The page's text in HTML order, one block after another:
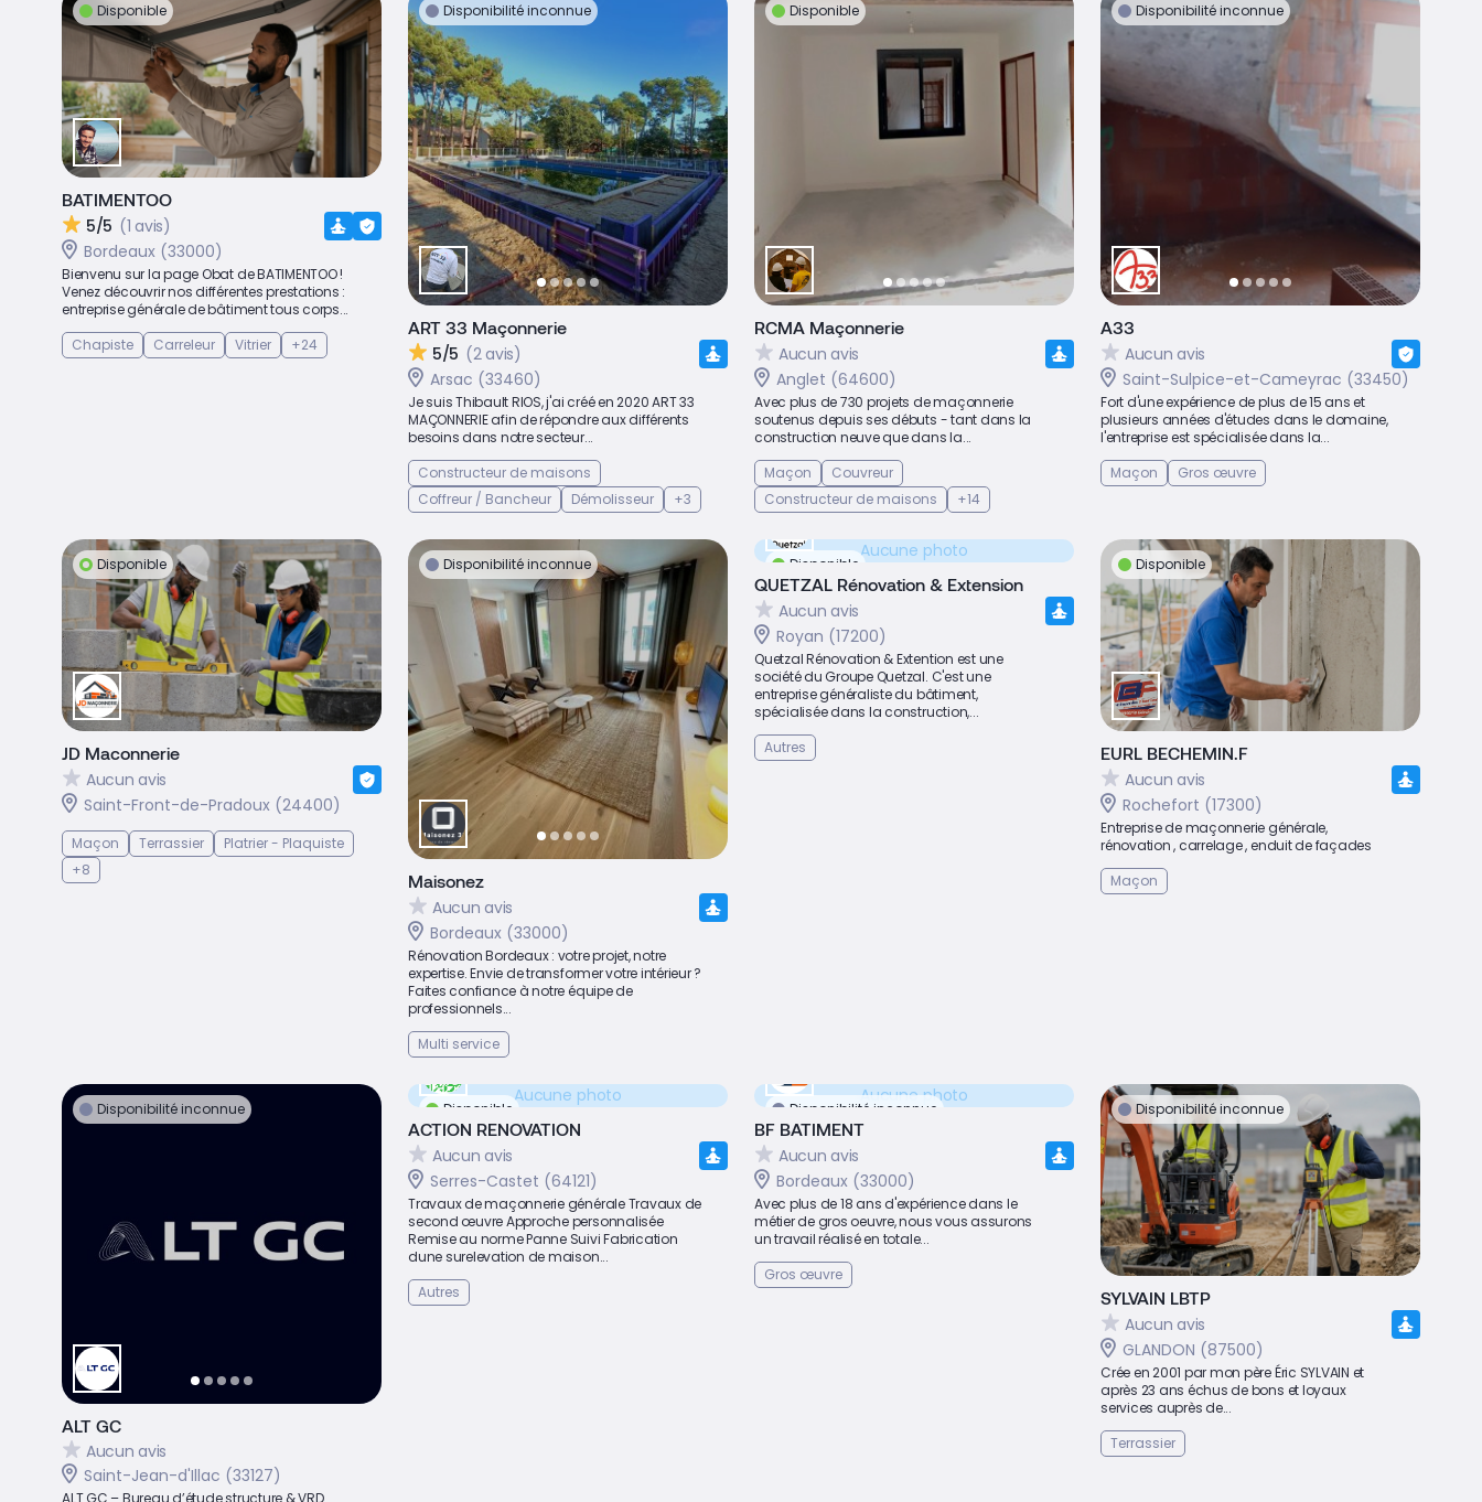
Disponible
BATIMENTOO
5/5 (1 avis)
Bordeaux (33000)
Bienvenu sur la page Obat de BATIMENTOO !
Venez découvrir nos différentes prestations :
entreprise générale de bâtiment tous corps...
Chapiste
Carreleur Vitrier +24
Disponibilité inconnue
ART 33 Maçonnerie
5/5 (2 avis)
Arsac (33460)
Je suis Thibault RIOS, j'ai créé en 2020 ART 33
MAÇONNERIE afin de répondre aux différents
besoins dans notre secteur...
Constructeur de maisons
Coffreur / Bancheur
Démolisseur +3
Disponible
RCMA Maçonnerie
Aucun avis
Anglet (64600)
Avec plus de 730 projets de maçonnerie
soutenus depuis ses débuts - tant dans la
construction neuve que dans la...
Maçon
Couvreur
Constructeur de maisons
+14
Disponibilité inconnue
A33
Aucun avis
Saint-Sulpice-et-Cameyrac (33450)
Fort d'une expérience de plus de 15 ans et
plusieurs années d'études dans le domaine,
l'entreprise est spécialisée dans la...
Maçon
Gros œuvre
Disponible
JD Maconnerie
Aucun avis
Saint-Front-de-Pradoux (24400)
Maçon Terrassier
Platrier - Plaquiste
+8
Disponibilité inconnue
Maisonez
Aucun avis
Bordeaux (33000)
Rénovation Bordeaux : votre projet, notre
expertise. Envie de transformer votre intérieur ?
Faites confiance à notre équipe de
professionnels...
Multi service
Disponible
Aucune photo
QUETZAL Rénovation & Extension
Aucun avis
Royan (17200)
Quetzal Rénovation & Extention est une
société du Groupe Quetzal. C'est une
entreprise généraliste du bâtiment,
spécialisée dans la construction,...
Autres
Disponible
EURL BECHEMIN.F
Aucun avis
Rochefort (17300)
Entreprise de maçonnerie générale,
rénovation , carrelage , enduit de façades
Maçon
Disponibilité inconnue
ALT GC
Aucun avis
Saint-Jean-d'Illac (33127)
ALT GC – Bureau d’étude structure & VRD
Disponible
Aucune photo
ACTION RENOVATION
Aucun avis
Serres-Castet (64121)
Travaux de maçonnerie générale Travaux de
second œuvre Approche personnalisée
Remise au norme Panne Suivi Fabrication
dune surelevation de maison...
Autres
Disponibilité inconnue
Aucune photo
BF BATIMENT
Aucun avis
Bordeaux (33000)
Avec plus de 18 ans d'expérience dans le
métier de gros oeuvre, nous vous assurons
un travail réalisé en totale...
Gros œuvre
Disponibilité inconnue
SYLVAIN LBTP
Aucun avis
GLANDON (87500)
Crée en 2001 par mon père Éric SYLVAIN et
après 23 ans échus de bons et loyaux
services auprès de...
Terrassier